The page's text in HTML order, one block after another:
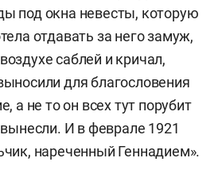
под окна невесты, которую
отдавать за него замуж,
саблей и кричал,
для благословения
а не то он всех тут порубит
И в феврале 1921
нареченный Геннадием».